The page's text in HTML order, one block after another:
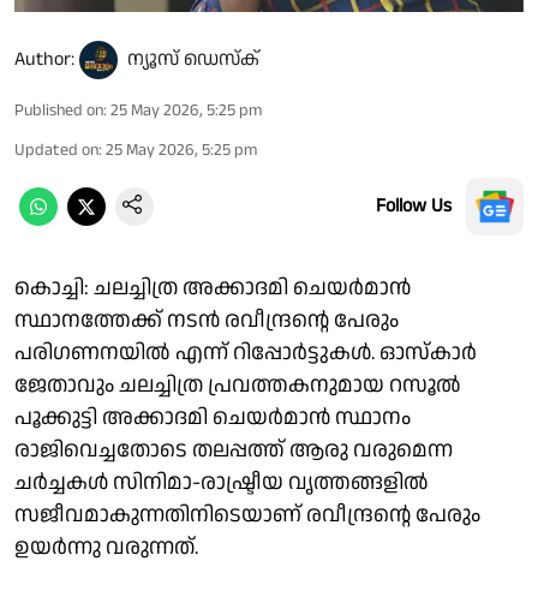
Author: ന്യൂസ് ഡെസ്ക്
Published on: 25 May 2026, 5:25 pm
Updated on: 25 May 2026, 5:25 pm
Follow Us
കൊച്ചി: ചലച്ചിത്ര അക്കാദമി ചെയര്‍മാന്‍
സ്ഥാനത്തേക്ക് നടന്‍ രവീന്ദ്രന്റെ പേരും
പരിഗണനയില്‍ എന്ന് റിപ്പോര്‍ട്ടുകള്‍. ഓസ്‌കാര്‍
ജേതാവും ചലച്ചിത്ര പ്രവത്തകനുമായ റസൂല്‍
പൂക്കുട്ടി അക്കാദമി ചെയര്‍മാന്‍ സ്ഥാനം
രാജിവെച്ചതോടെ തലപ്പത്ത് ആരു വരുമെന്ന
ചര്‍ച്ചകള്‍ സിനിമാ-രാഷ്ട്രീയ വൃത്തങ്ങളില്‍
സജീവമാകുന്നതിനിടെയാണ് രവീന്ദ്രന്റെ പേരും
ഉയര്‍ന്നു വരുന്നത്.